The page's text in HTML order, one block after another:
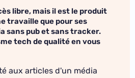
libre, mais il est le produit
travaille que pour ses
sans pub et sans tracker.
tech de qualité en vous
aux articles d'un média